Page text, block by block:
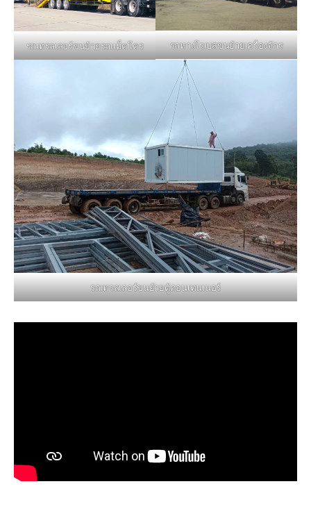
รถเทรลเลอร์ขนย้ายรถแม็คโคร รถหางโรเบสขนย้ายเครื่องจักร
รถเทรลเลอร์ขนย้ายตู้คอนเทนเนอร์